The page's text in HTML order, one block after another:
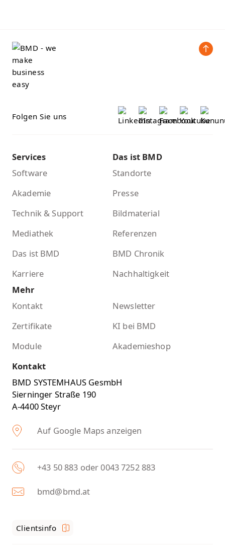
Folgen Sie uns
Services
Software
Akademie
Technik & Support
Mediathek
Das ist BMD
Karriere
Das ist BMD
Standorte
Presse
Bildmaterial
Referenzen
BMD Chronik
Nachhaltigkeit
Mehr
Kontakt
Newsletter
Zertifikate
KI bei BMD
Module
Akademieshop
Kontakt
BMD SYSTEMHAUS GesmbH
Sierninger Straße 190
A-4400 Steyr
Auf Google Maps anzeigen
+43 50 883 oder 0043 7252 883
bmd@bmd.at
Clientsinfo